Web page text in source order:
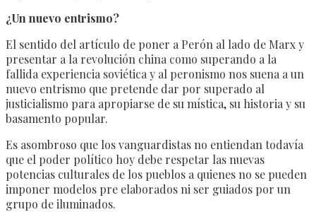
¿Un nuevo entrismo?
El sentido del artículo de poner a Perón al lado de Marx y
presentar a la revolución china como superando a la
fallida experiencia soviética y al peronismo nos suena a un
nuevo entrismo que pretende dar por superado al
justicialismo para apropiarse de su mística, su historia y su
basamento popular.
Es asombroso que los vanguardistas no entiendan todavía
que el poder político hoy debe respetar las nuevas
potencias culturales de los pueblos a quienes no se pueden
imponer modelos pre elaborados ni ser guiados por un
grupo de iluminados.